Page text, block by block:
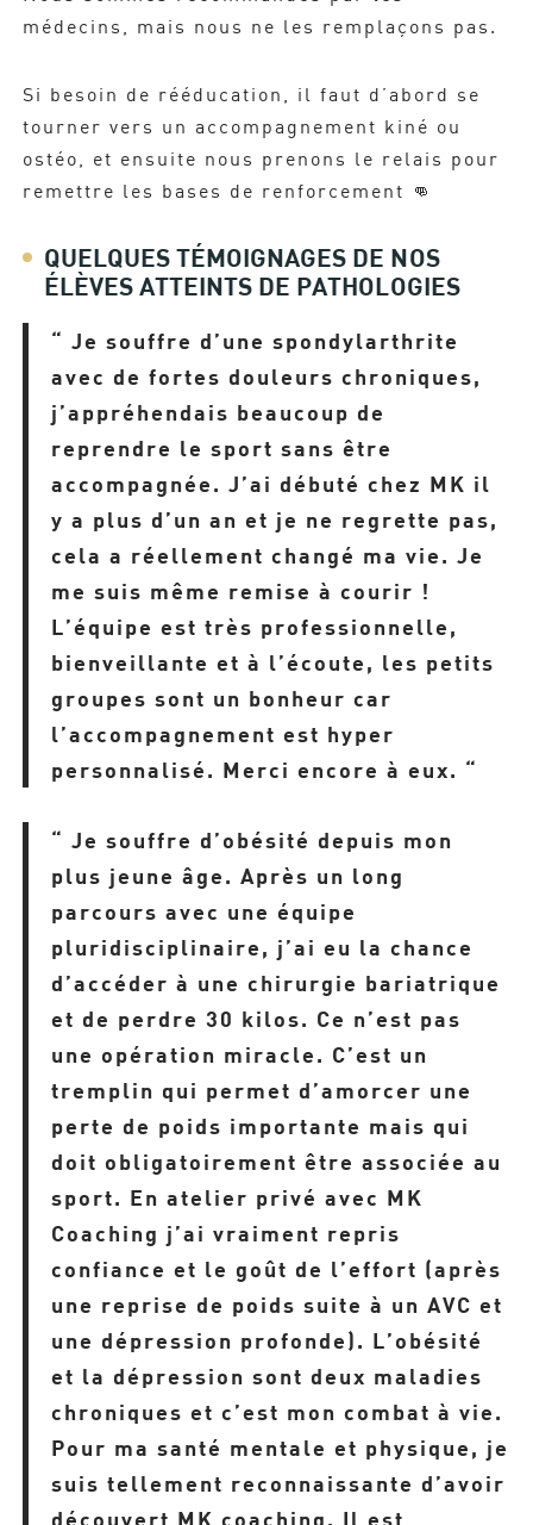
médecins, mais nous ne les remplaçons pas.
Si besoin de rééducation, il faut d’abord se
tourner vers un accompagnement kiné ou
ostéo, et ensuite nous prenons le relais pour
remettre les bases de renforcement 👊​
QUELQUES TÉMOIGNAGES DE NOS
ÉLÈVES ATTEINTS DE PATHOLOGIES
“ Je souffre d’unespondylarthrite
avec de fortes douleurs chroniques,
j’appréhendais beaucoup de
reprendre le sport sans être
accompagnée. J’ai débuté chez MK il
y a plus d’un an et je ne regrette pas,
cela a réellement changé ma vie. Je
me suis même remise à courir !
L’équipe est très professionnelle,
bienveillante et à l’écoute, les petits
groupes sont un bonheur car
l’accompagnement est hyper
personnalisé. Merci encore à eux. “
“ Je souffre d’obésité depuis mon
plus jeune âge. Après un long
parcours avec une équipe
pluridisciplinaire, j’ai eu la chance
d’accéder à une chirurgie bariatrique
et de perdre 30 kilos. Ce n’est pas
une opération miracle. C’est un
tremplin qui permet d’amorcer une
perte de poids importante mais qui
doit obligatoirement être associée au
sport. En atelier privé avec MK
Coaching j’ai vraiment repris
confiance et le goût de l’effort (après
une reprise de poids suite à un AVC et
une dépression profonde). L’obésité
et la dépression sont deux maladies
chroniques et c’est mon combat à vie.
Pour ma santé mentale et physique, je
suis tellement reconnaissante d’avoir
découvert MK coaching. Il est